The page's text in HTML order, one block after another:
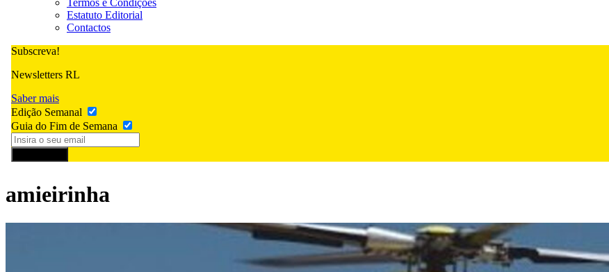
Estatuto Editorial
Contactos
Subscreva!
Newsletters RL
Saber mais
Edição Semanal
Guia do Fim de Semana
amieirinha